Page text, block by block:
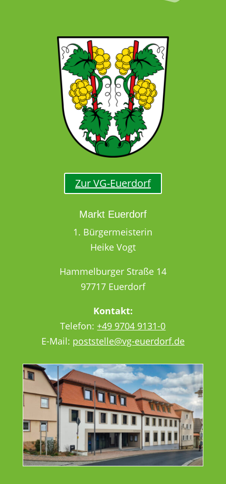
Zur VG-Euerdorf
Markt Euerdorf
1. Bürgermeisterin
Heike Vogt
Hammelburger Straße 14
97717 Euerdorf
Kontakt:
Telefon: +49 9704 9131-0
E-Mail: poststelle@vg-euerdorf.de